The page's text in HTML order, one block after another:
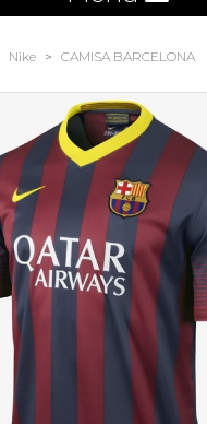
Nike CAMISA BARCELONA